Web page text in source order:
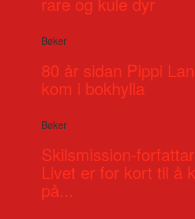
Bøker
80 år sidan Pippi
kom i bokhylla
Bøker
Skilsmission-
Livet er for kort til å
på...